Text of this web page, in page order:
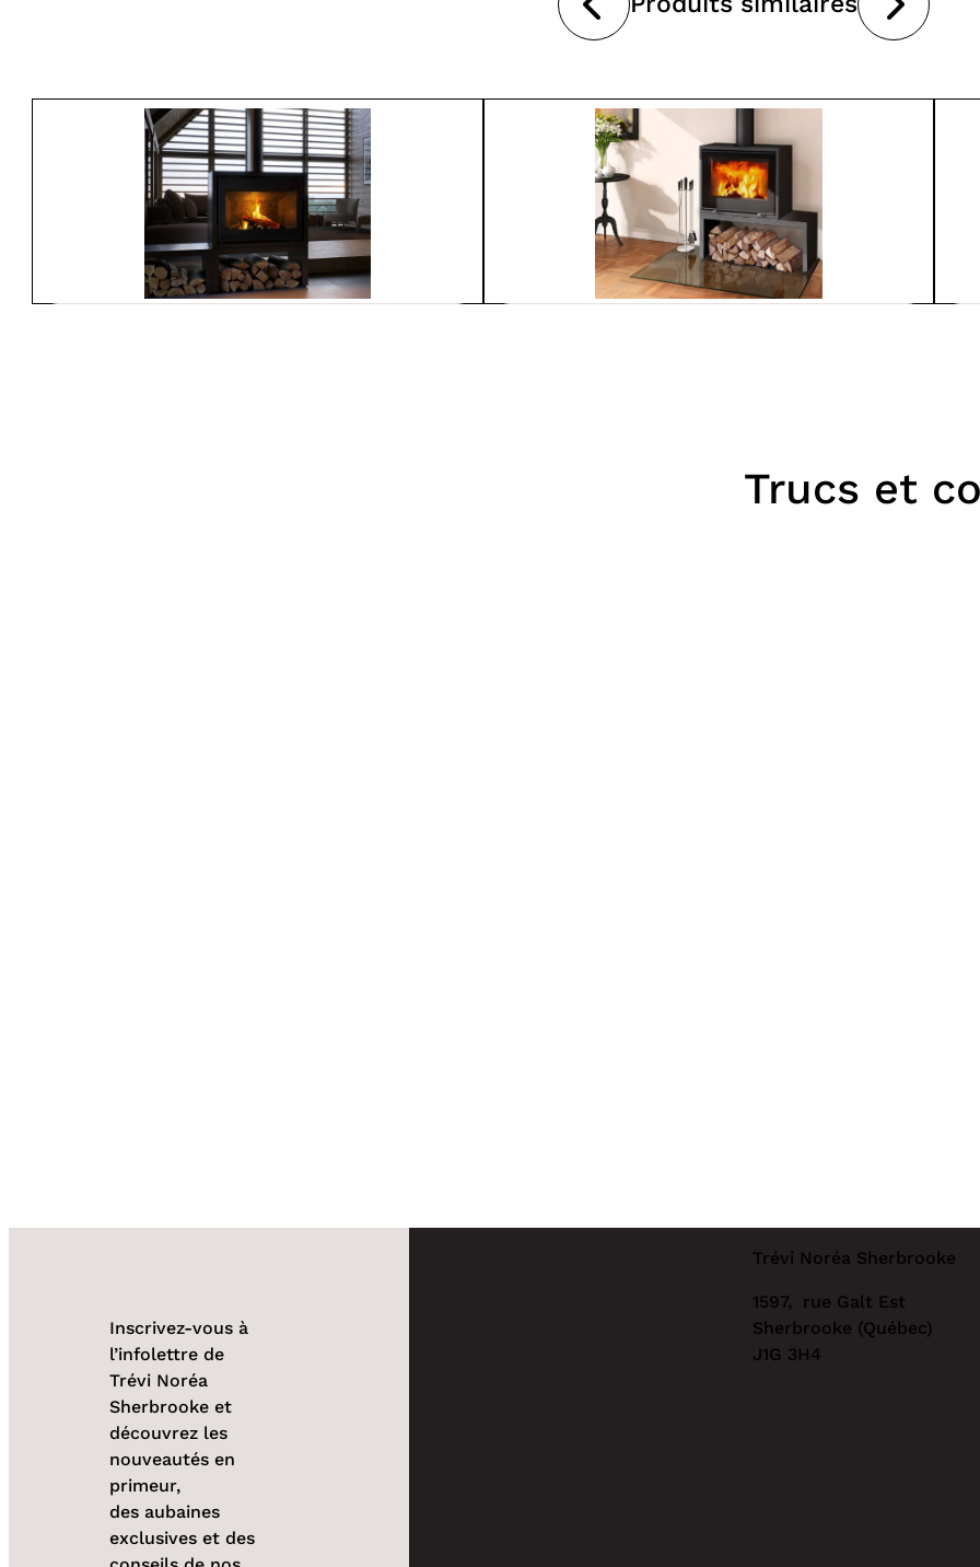
Trucs et
Inscrivez-vous à
l’infolettre de
Trévi Noréa
Sherbrooke et
découvrez les
nouveautés en
primeur,
des aubaines
exclusives et des
Trévi Noréa Sherbrooke
1597, rue Galt Est
Sherbrooke (Québec)
J1G 3H4